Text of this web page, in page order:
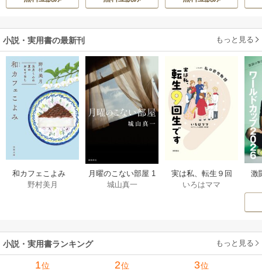
真実の恋を探しま
生活を満喫する
小説・実用書の最新刊 もっと見る
和カフェこよみ
五月くんの夏のお
野村美月
月曜のこない部屋 1
巻
城山真一
実は私、転生９回
生です マンガ
いろはママ
激
小説・実用書ランキング もっと見る
1位 2位 3位